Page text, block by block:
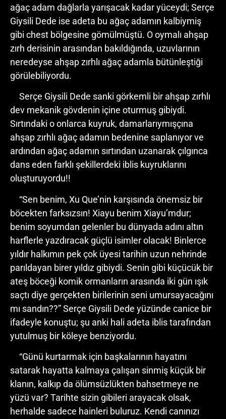
ağaç adam dağlarla yarışacak kadar yüceydi; Serçe
Giysili Dede ise adeta bu ağaç adamın kalbiymiş
gibi chest bölgesine gömülmüştü. O oymalı ahşap
zırh derisinin arasından bakıldığında, uzuvlarının
neredeyse ahşap zırhlı ağaç adamla bütünleştiği
görülebiliyordu.
Serçe Giysili Dede sanki görkemli bir ahşap zırhlı
dev mekanik gövdenin içine oturmuş gibiydi.
Sırtındaki o onlarca kuyruk, damarlarıymışçına
ahşap zırhlı ağaç adamın bedenine saplanıyor ve
ardından ağaç adamın sırtından uzanarak çılgınca
dans eden farklı şekillerdeki iblis kuyruklarını
oluşturuyordu!!
“Sen benim, Xu Que’nin karşısında önemsiz bir
böcekten farksızsın! Xiayu benim Xiayu’mdur;
benim soyumdan gelenler bu dünyada adını altın
harflerle yazdıracak güçlü isimler olacak! Binlerce
yıldır halkımın pek çok üyesi tarihin uzun nehrinde
parıldayan birer yıldız gibiydi. Senin gibi küçücük bir
ateş böceği komik ormanların arasında iki gün ışık
saçtı diye gerçekten birilerinin seni umursayacağını
mı sandın??” Serçe Giysili Dede yüzünde canice bir
ifadeyle konuştu; şu anki hali adeta iblis tarafından
yutulmuş bir köleye benziyordu.
“Günü kurtarmak için başkalarının hayatını
satarak hayatta kalmaya çalışan sinmiş küçük bir
klanın, kalkıp da ölümsüzlükten bahsetmeye ne
yüzü var? Tarihte sizin gibileri arayacak olsak,
herhalde sadece hainleri buluruz. Kendi canınızı